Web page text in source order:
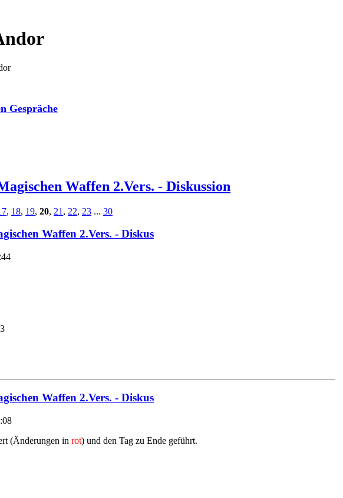
Gespräche
Waffen 2.Vers. - Diskussion
, 18, 19, 20, 21 , 22, 23 ... 30
Waffen 2.Vers. - Diskus
Waffen 2.Vers. - Diskus
(Änderungen in rot) und den Tag zu Ende geführt.